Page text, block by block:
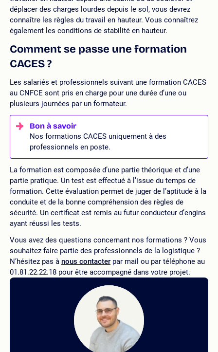
déplacer des charges lourdes depuis le sol, vous devrez
connaître les règles du travail en hauteur. Vous connaîtrez
également les conditions de stabilité en hauteur.
Comment se passe une formation
CACES ?
Les salariés et professionnels suivant une formation CACES
au CNFCE sont pris en charge pour une durée d’une ou
plusieurs journées par un formateur.
Nos formations CACES uniquement à des
professionnels en poste.
La formation est composée d’une partie théorique et d’une
partie pratique. Un test est effectué à l’issue du temps de
formation. Cette évaluation permet de juger de l’aptitude à la
conduite et de la bonne compréhension des règles de
sécurité. Un certificat est remis au futur conducteur d’engins
ayant réussi les tests.
Vous avez des questions concernant nos formations ? Vous
souhaitez faire partie des professionnels de la logistique ?
N’hésitez pas à nous contacter par mail ou par téléphone au
01.81.22.22.18 pour être accompagné dans votre projet.